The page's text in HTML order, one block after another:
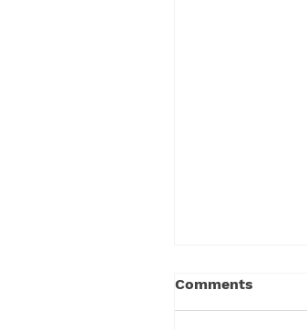
Comments